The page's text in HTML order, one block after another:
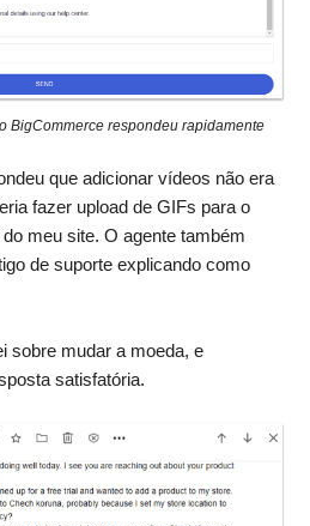
BigCommerce respondeu rapidamente
que adicionar vídeos não era
fazer upload de GIFs para o
meu site. O agente também
de suporte explicando como
sobre mudar a moeda, e
satisfatória.